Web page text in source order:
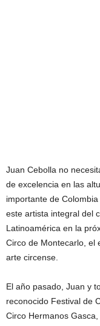
Juan Cebolla no
de excelencia en las
importante de
este artista integral del
Latinoamérica en la
Circo de Montecarlo, el
arte circense.
El año pasado, Juan y
reconocido Festival de
Circo Hermanos